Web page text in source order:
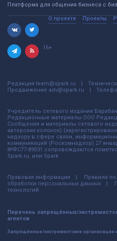
Платформа для общения бизнеса с
О проекте Проекты
16+
Редакция team@spark.ru
Продвижение adv@spark.ru
Учредитель сетевого издания
Редакционные материалы ООО
Сообщения и материалы сетевого
авторских колонок)
надзору в сфере связи,
коммуникаций (Роскомнадзор) 27
№ФС77-89031 сопровождаются
Spark.ru, или Spark.
Правовая информация Правила
обработки персональных данных
технологий
Перечень запрещённых/
агентов
Запрещённые/экстремистские организации